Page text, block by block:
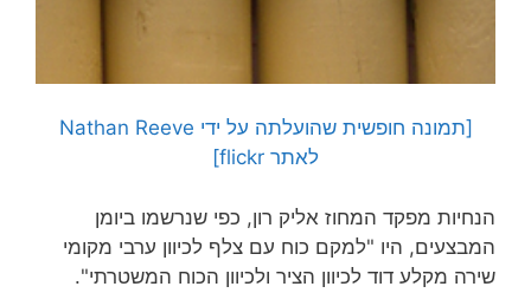
[תמונה חופשית שהועלתה על ידי Nathan Reeve
לאתר flickr]
הנחיות מפקד המחוז אליק רון, כפי שנרשמו ביומן
המבצעים, היו "למקם כוח עם צלף לכיוון ערבי מקומי
שירה מקלע דוד לכיוון הציר ולכיוון הכוח המשטרתי".